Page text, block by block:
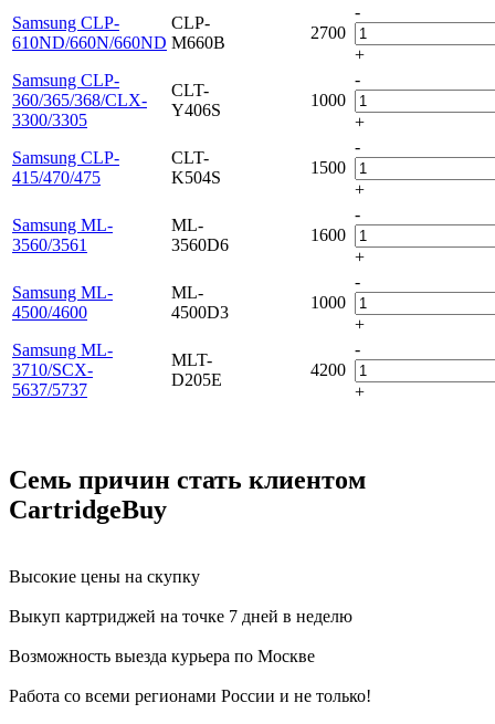
Samsung CLP-
610ND/660N/660ND
CLP-
M660B
2700
-
+
Samsung CLP-
360/365/368/CLX-
3300/3305
CLT-
Y406S
1000
-
+
Samsung CLP-
415/470/475
CLT-
K504S
1500
-
+
Samsung ML-
3560/3561
ML-
3560D6
1600
-
+
Samsung ML-
4500/4600
ML-
4500D3
1000
-
+
Samsung ML-
3710/SCX-
5637/5737
MLT-
D205E
4200
-
+
Семь причин стать клиентом
CartridgeBuy
Высокие цены на скупку
Выкуп картриджей на точке 7 дней в неделю
Возможность выезда курьера по Москве
Работа со всеми регионами России и не только!